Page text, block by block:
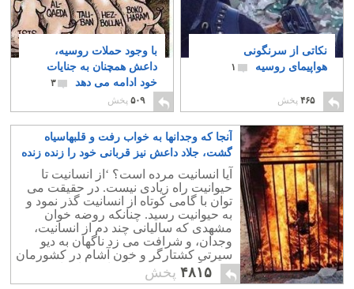
نکاتی از سرنگونی
هواپیمای روسیه
۱
۴۶۵ پخش
با وجود حملات روسیه،
داعش همچنان به جنایات
خود ادامه می دهد
۳
۵۰۹ پخش
آنجا که وجدانها به خواب رفت و قلبهاسیاه
گشت، جلاد داعش نیز قربانی خود را زنده زنده
در آتش بسوزاند
آیا انسانیت مرده است؟ ‘از انسانیت تا
حیوانیت راه زیادی نیست. در حقیقت می
توان با گامی کوتاه از انسانیت گذر نمود و
به حیوانیت رسید. چنانکه روضه خوان
مشهدی که سالیانی چند دم از انسانیت،
وجدان، و شرافت می زد ناگهان به دیو
سیرتی کشتارگر و خون آشام در کشورمان
مبدل گشت و فرزندانی ابر جنایتکار تربیت
کرد.
۴۸۱۵ پخش